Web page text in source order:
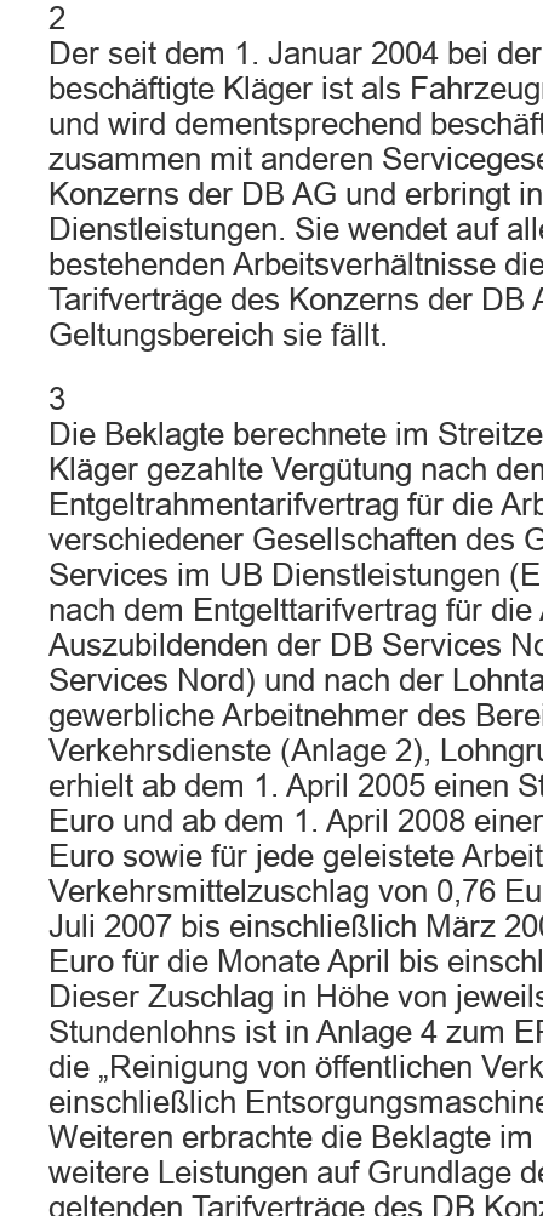
2
Der seit dem 1. Januar 2004 bei
beschäftigte Kläger ist als
und wird dementsprechend
zusammen mit anderen
Konzerns der DB AG und erbringt
Dienstleistungen. Sie wendet auf
bestehenden Arbeitsverhältnisse
Tarifverträge des Konzerns der DB
Geltungsbereich sie fällt.
3
Die Beklagte berechnete im
Kläger gezahlte Vergütung nach
Entgeltrahmentarifvertrag für die
verschiedener Gesellschaften des
Services im UB Dienstleistungen
nach dem Entgelttarifvertrag für
Auszubildenden der DB Services
Services Nord) und nach der
gewerbliche Arbeitnehmer des
Verkehrsdienste (Anlage 2),
erhielt ab dem 1. April 2005 einen
Euro und ab dem 1. April 2008
Euro sowie für jede geleistete
Verkehrsmittelzuschlag von 0,76
Juli 2007 bis einschließlich März
Euro für die Monate April bis
Dieser Zuschlag in Höhe von
Stundenlohns ist in Anlage 4 zum
die „Reinigung von öffentlichen
einschließlich
Weiteren erbrachte die Beklagte
weitere Leistungen auf Grundlage
geltenden Tarifverträge des DB